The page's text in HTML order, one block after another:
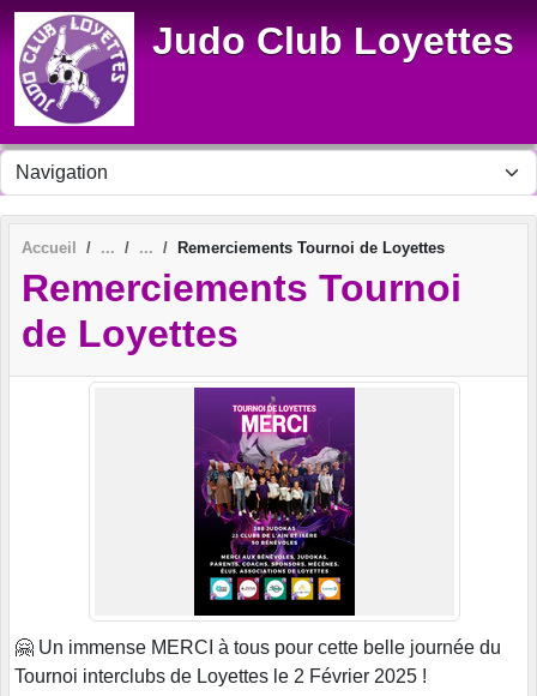
Judo Club Loyettes
Accueil Remerciements Tournoi de Loyettes
Remerciements Tournoi
de Loyettes
🤗 Un immense MERCI à tous pour cette belle journée du
Tournoi interclubs de Loyettes le 2 Février 2025 !
Panneau de gestion des cookies